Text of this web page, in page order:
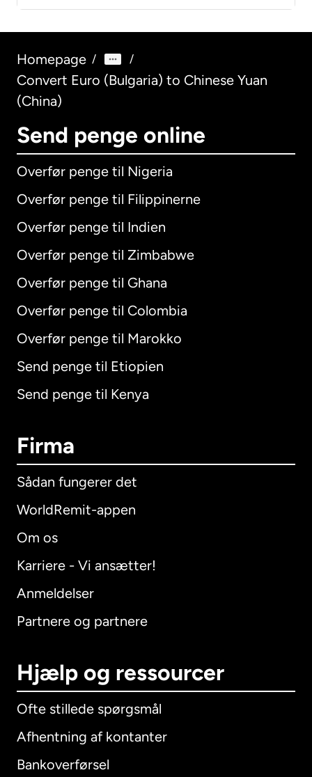
Homepage / /
Convert Euro (Bulgaria) to Chinese Yuan
(China)
Send penge online
Overfør penge til Nigeria
Overfør penge til Filippinerne
Overfør penge til Indien
Overfør penge til Zimbabwe
Overfør penge til Ghana
Overfør penge til Colombia
Overfør penge til Marokko
Send penge til Etiopien
Send penge til Kenya
Firma
Sådan fungerer det
WorldRemit-appen
Om os
Karriere - Vi ansætter!
Anmeldelser
Partnere og partnere
Hjælp og ressourcer
Ofte stillede spørgsmål
Afhentning af kontanter
Bankoverførsel